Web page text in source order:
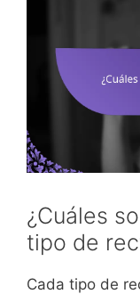
¿Cuáles
tipo de
Cada tipo de